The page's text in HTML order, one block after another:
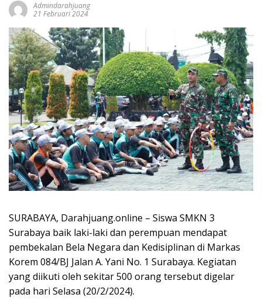
Admindarahjuang
21 Februari 2024
SURABAYA, Darahjuang.online – Siswa SMKN 3
Surabaya baik laki-laki dan perempuan mendapat
pembekalan Bela Negara dan Kedisiplinan di Markas
Korem 084/BJ Jalan A. Yani No. 1 Surabaya. Kegiatan
yang diikuti oleh sekitar 500 orang tersebut digelar
pada hari Selasa (20/2/2024).